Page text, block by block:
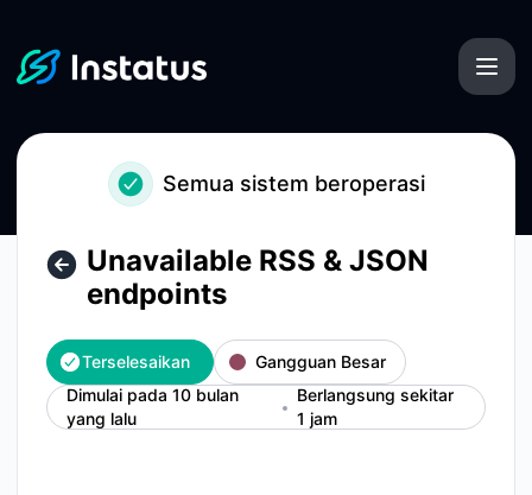
Semua sistem beroperasi
Unavailable RSS & JSON
endpoints
Terselesaikan
Gangguan Besar
Dimulai pada 10 bulan
yang lalu
Berlangsung sekitar
1 jam